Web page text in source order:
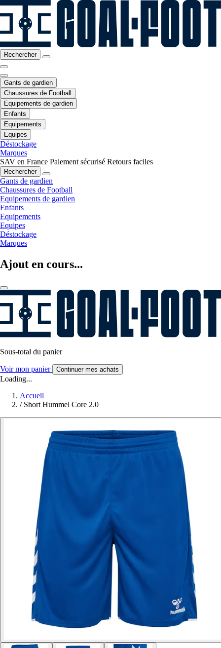
Rechercher
Gants de gardien
Chaussures de Football
Equipements de gardien
Enfants
Equipements
Equipes
Déstockage
Marques
SAV en France Paiement sécurisé Retours faciles
Rechercher
Gants de gardien
Chaussures de Football
Equipements de gardien
Enfants
Equipements
Equipes
Déstockage
Marques
Ajout en cours...
Sous-total du panier
Voir mon panier Continuer mes achats
Loading...
Accueil
/ Short Hummel Core 2.0